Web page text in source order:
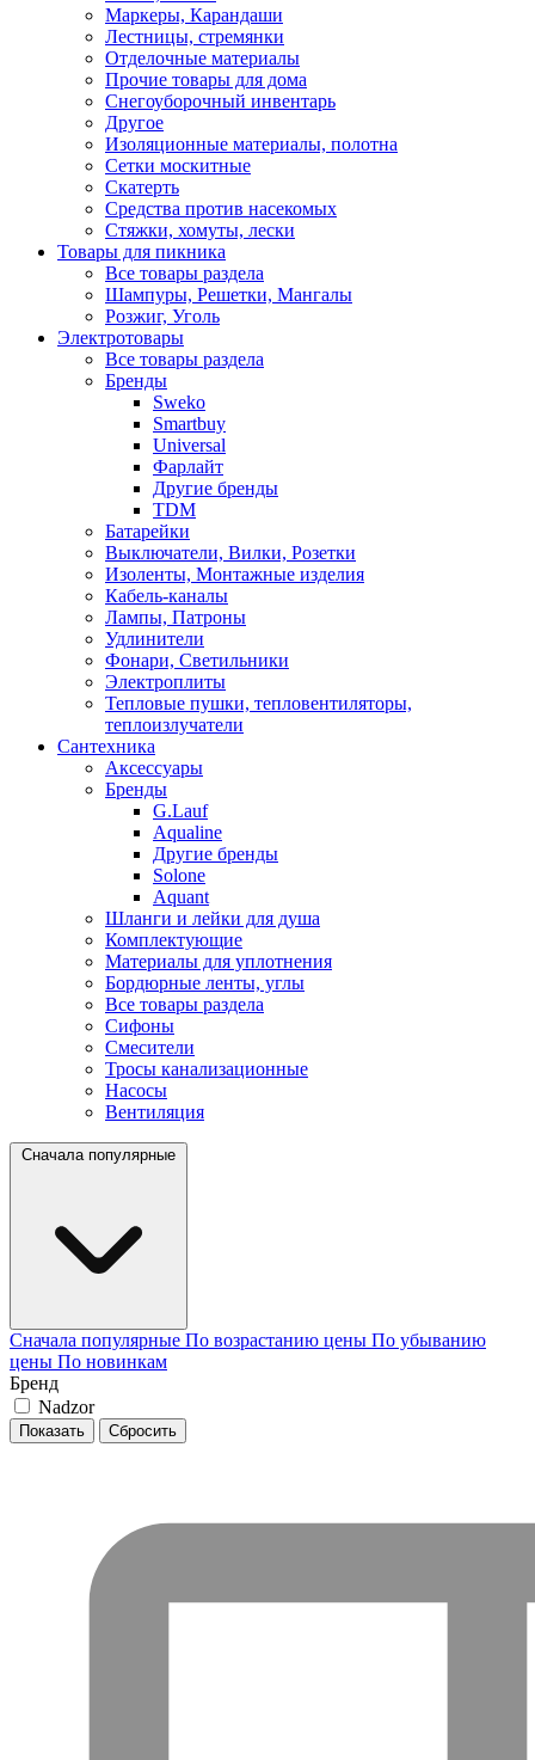
Маркеры, Карандаши
Лестницы, стремянки
Отделочные материалы
Прочие товары для дома
Снегоуборочный инвентарь
Другое
Изоляционные материалы, полотна
Сетки москитные
Скатерть
Средства против насекомых
Стяжки, хомуты, лески
Товары для пикника
Все товары раздела
Шампуры, Решетки, Мангалы
Розжиг, Уголь
Электротовары
Все товары раздела
Бренды
Sweko
Smartbuy
Universal
Фарлайт
Другие бренды
TDM
Батарейки
Выключатели, Вилки, Розетки
Изоленты, Монтажные изделия
Кабель-каналы
Лампы, Патроны
Удлинители
Фонари, Светильники
Электроплиты
Тепловые пушки, тепловентиляторы,
теплоизлучатели
Сантехника
Аксессуары
Бренды
G.Lauf
Aqualine
Другие бренды
Solone
Aquant
Шланги и лейки для душа
Комплектующие
Материалы для уплотнения
Бордюрные ленты, углы
Все товары раздела
Сифоны
Смесители
Тросы канализационные
Насосы
Вентиляция
Сначала популярные
Сначала популярные По возрастанию цены По убыванию
цены По новинкам
Бренд
Nadzor